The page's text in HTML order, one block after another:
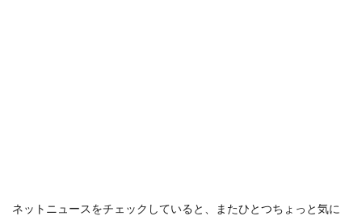
ネットニュースをチェックしていると、またひとつちょっと気に